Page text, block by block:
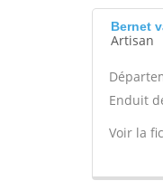
Bernet
Artisan
Enduit
Voir la